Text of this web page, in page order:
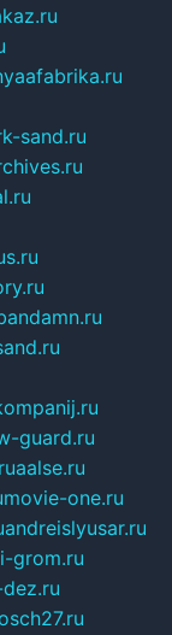
sand.ru
guard.ru
aalse.ru
movie-one.ru
andreislyusar.ru
grom.ru